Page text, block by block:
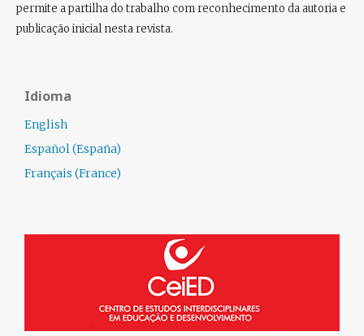
permite a partilha do trabalho com reconhecimento da autoria e
publicação inicial nesta revista.
Idioma
English
Español (España)
Français (France)